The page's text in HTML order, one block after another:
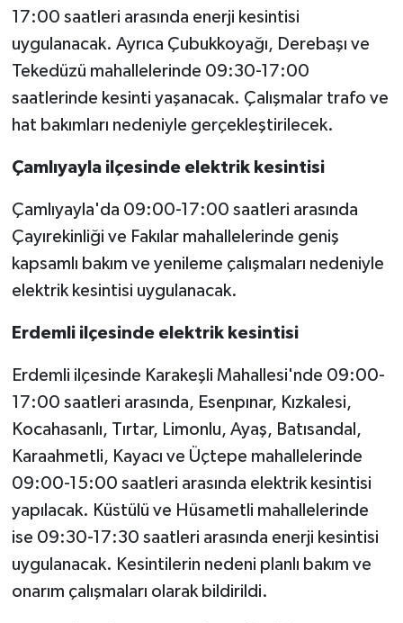
17:00 saatleri arasında enerji kesintisi
uygulanacak. Ayrıca Çubukkoyağı, Derebaşı ve
Tekedüzü mahallelerinde 09:30-17:00
saatlerinde kesinti yaşanacak. Çalışmalar trafo ve
hat bakımları nedeniyle gerçekleştirilecek.
Çamlıyayla ilçesinde elektrik kesintisi
Çamlıyayla'da 09:00-17:00 saatleri arasında
Çayırekinliği ve Fakılar mahallelerinde geniş
kapsamlı bakım ve yenileme çalışmaları nedeniyle
elektrik kesintisi uygulanacak.
Erdemli ilçesinde elektrik kesintisi
Erdemli ilçesinde Karakeşli Mahallesi'nde 09:00-
17:00 saatleri arasında, Esenpınar, Kızkalesi,
Kocahasanlı, Tırtar, Limonlu, Ayaş, Batısandal,
Karaahmetli, Kayacı ve Üçtepe mahallelerinde
09:00-15:00 saatleri arasında elektrik kesintisi
yapılacak. Küstülü ve Hüsametli mahallelerinde
ise 09:30-17:30 saatleri arasında enerji kesintisi
uygulanacak. Kesintilerin nedeni planlı bakım ve
onarım çalışmaları olarak bildirildi.